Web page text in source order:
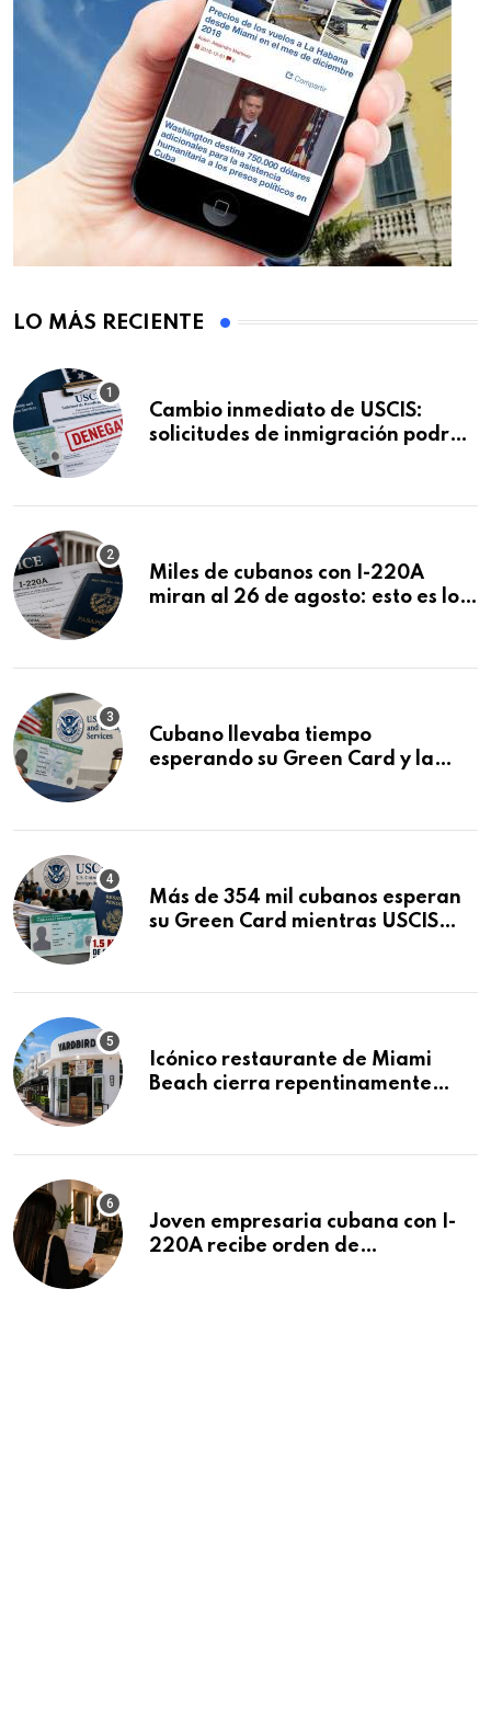
LO MÁS RECIENTE
Cambio inmediato de USCIS:
solicitudes de inmigración podrán
Miles de cubanos con I-220A
miran al 26 de agosto: esto es lo
Cubano llevaba tiempo
esperando su Green Card y la
Más de 354 mil cubanos esperan
su Green Card mientras USCIS
Icónico restaurante de Miami
Beach cierra repentinamente
Joven empresaria cubana con I-
220A recibe orden de